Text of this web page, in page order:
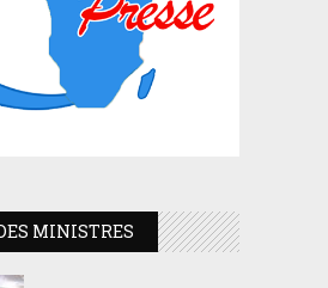
MINISTRES